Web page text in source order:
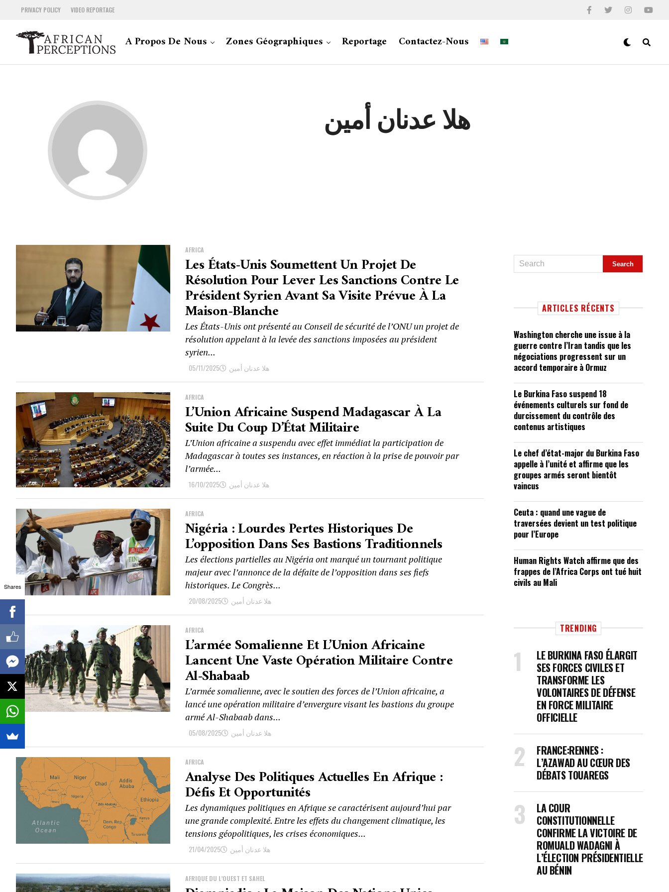
PRIVACY POLICY VIDEO REPORTAGE
A Propos De Nous Zones Géographiques Reportage Contactez-Nous
هلا عدنان أمين
AFRICA
Les États-Unis Soumettent Un Projet De
Résolution Pour Lever Les Sanctions Contre Le
Président Syrien Avant Sa Visite Prévue À La
Maison-Blanche
Les États-Unis ont présenté au Conseil de sécurité de l’ONU un projet de
résolution appelant à la levée des sanctions imposées au président
syrien...
هلا عدنان أمين 05/11/2025
AFRICA
L’Union Africaine Suspend Madagascar À La
Suite Du Coup D’État Militaire
L’Union africaine a suspendu avec effet immédiat la participation de
Madagascar à toutes ses instances, en réaction à la prise de pouvoir par
l’armée...
هلا عدنان أمين 16/10/2025
AFRICA
Nigéria : Lourdes Pertes Historiques De
L’opposition Dans Ses Bastions Traditionnels
Les élections partielles au Nigéria ont marqué un tournant politique
majeur avec l’annonce de la défaite de l’opposition dans ses fiefs
historiques. Le Congrès...
هلا عدنان أمين 20/08/2025
AFRICA
L’armée Somalienne Et L’Union Africaine
Lancent Une Vaste Opération Militaire Contre
Al-Shabaab
L’armée somalienne, avec le soutien des forces de l’Union africaine, a
lancé une opération militaire d’envergure visant les bastions du groupe
armé Al-Shabaab dans...
هلا عدنان أمين 05/08/2025
AFRICA
Analyse Des Politiques Actuelles En Afrique :
Défis Et Opportunités
Les dynamiques politiques en Afrique se caractérisent aujourd’hui par
une grande complexité. Entre les effets du changement climatique, les
tensions géopolitiques, les crises économiques...
هلا عدنان أمين 21/04/2025
AFRIQUE DU L’OUEST ET SAHEL
ARTICLES RÉCENTS
Washington cherche une issue à la
guerre contre l’Iran tandis que les
négociations progressent sur un
accord temporaire à Ormuz
Le Burkina Faso suspend 18
événements culturels sur fond de
durcissement du contrôle des
contenus artistiques
Le chef d’état-major du Burkina Faso
appelle à l’unité et affirme que les
groupes armés seront bientôt
vaincus
Ceuta : quand une vague de
traversées devient un test politique
pour l’Europe
Human Rights Watch affirme que des
frappes de l’Africa Corps ont tué huit
civils au Mali
TRENDING
LE BURKINA FASO ÉLARGIT
SES FORCES CIVILES ET
TRANSFORME LES
VOLONTAIRES DE DÉFENSE
EN FORCE MILITAIRE
OFFICIELLE
FRANCE:RENNES :
L’AZAWAD AU CŒUR DES
DÉBATS TOUAREGS
LA COUR
CONSTITUTIONNELLE
CONFIRME LA VICTOIRE DE
ROMUALD WADAGNI À
L’ÉLECTION PRÉSIDENTIELLE
AU BÉNIN
Shares